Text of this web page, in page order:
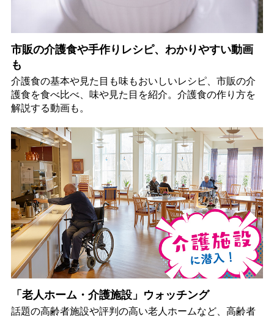
市販の介護食や手作りレシピ、わかりやすい動画
も
介護食の基本や見た目も味もおいしいレシピ、市販の介
護食を食べ比べ、味や見た目を紹介。介護食の作り方を
解説する動画も。
「老人ホーム・介護施設」ウォッチング
話題の高齢者施設や評判の高い老人ホームなど、高齢者